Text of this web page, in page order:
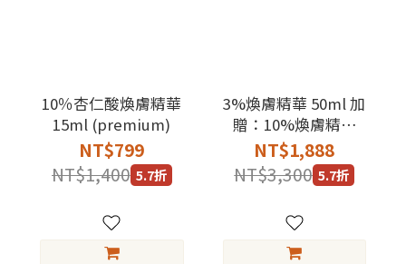
10％杏仁酸煥膚精華
15ml (premium)
NT$799
NT$1,400 5.7折
3%煥膚精華 50ml 加
贈：10%煥膚精華
5mlx2
NT$1,888
NT$3,300 5.7折